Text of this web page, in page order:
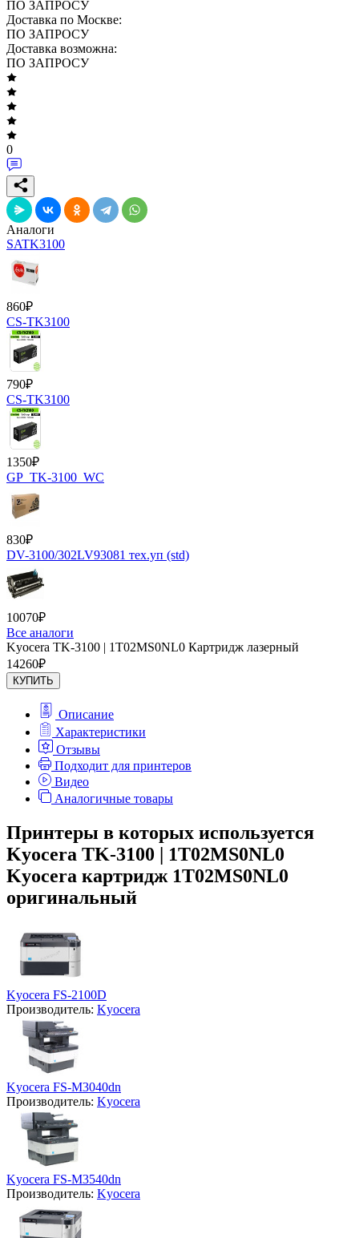
ПО ЗАПРОСУ
Доставка по Москве:
ПО ЗАПРОСУ
Доставка возможна:
ПО ЗАПРОСУ
0
Аналоги
SATK3100
860₽
CS-TK3100
790₽
CS-TK3100
1350₽
GP_TK-3100_WC
830₽
DV-3100/302LV93081 тех.уп (std)
10070₽
Все аналоги
Kyocera TK-3100 | 1T02MS0NL0 Картридж лазерный
14260₽
КУПИТЬ
Описание
Характеристики
Отзывы
Подходит для принтеров
Видео
Аналогичные товары
Принтеры в которых используется
Kyocera TK-3100 | 1T02MS0NL0
Kyocera картридж 1T02MS0NL0
оригинальный
Kyocera FS-2100D
Производитель: Kyocera
Kyocera FS-M3040dn
Производитель: Kyocera
Kyocera FS-M3540dn
Производитель: Kyocera